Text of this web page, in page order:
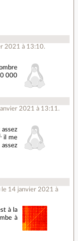
2021 à 13:10.
000
2021 à 13:11 .
assez
il me
le 14 janvier 2021 à
à la
à